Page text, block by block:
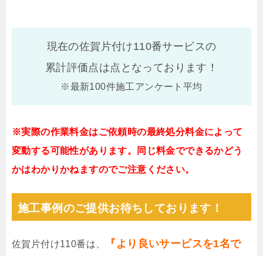
現在の佐賀片付け110番サービスの
累計評価点は点となっております！
※最新100件施工アンケート平均
※実際の作業料金はご依頼時の最終処分料金によって
変動する可能性があります。同じ料金でできるかどう
かはわかりかねますのでご注意ください。
施工事例のご提供お待ちしております！
佐賀片付け110番は、
『より良いサービスを1名で